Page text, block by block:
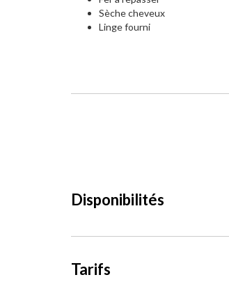
Sèche cheveux
Linge fourni
Disponibilités
Tarifs